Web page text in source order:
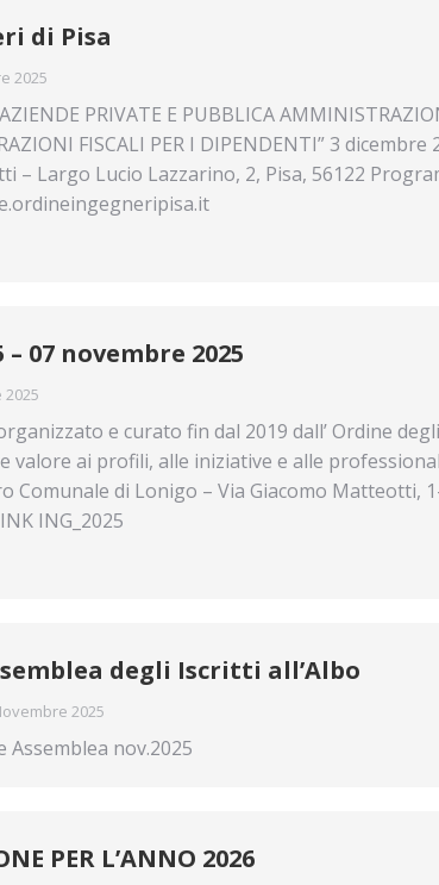
di Pisa
2025
PRIVATE E PUBBLICA
FISCALI PER I DIPENDENTI” 3
– Largo Lucio Lazzarino, 2, Pisa, 56122
– 07 novembre 2025
e curato fin dal 2019 dall’ Ordine
valore ai profili, alle iniziative e alle
Comunale di Lonigo – Via Giacomo Matteotti,
ING_2025
degli Iscritti all’Albo
2025
Assemblea nov.2025
PER L’ANNO 2026